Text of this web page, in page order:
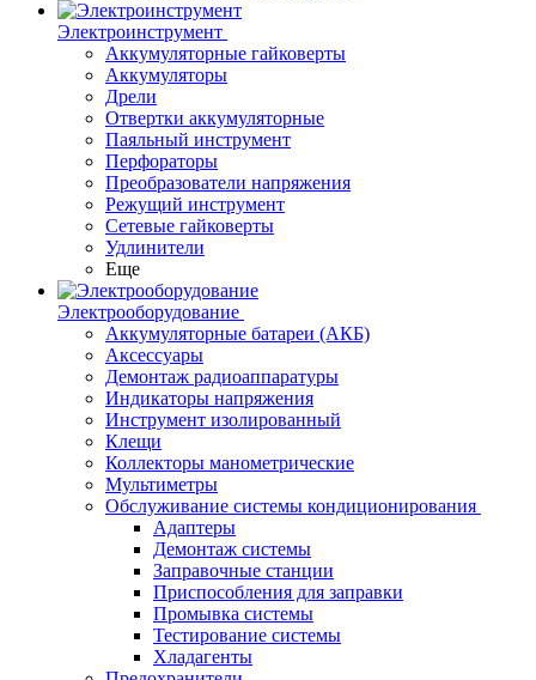
Электроинструмент
Аккумуляторные гайковерты
Аккумуляторы
Дрели
Отвертки аккумуляторные
Паяльный инструмент
Перфораторы
Преобразователи напряжения
Режущий инструмент
Сетевые гайковерты
Удлинители
Еще
Электрооборудование
Аккумуляторные батареи (АКБ)
Аксессуары
Демонтаж радиоаппаратуры
Индикаторы напряжения
Инструмент изолированный
Клещи
Коллекторы манометрические
Мультиметры
Обслуживание системы кондиционирования
Адаптеры
Демонтаж системы
Заправочные станции
Приспособления для заправки
Промывка системы
Тестирование системы
Хладагенты